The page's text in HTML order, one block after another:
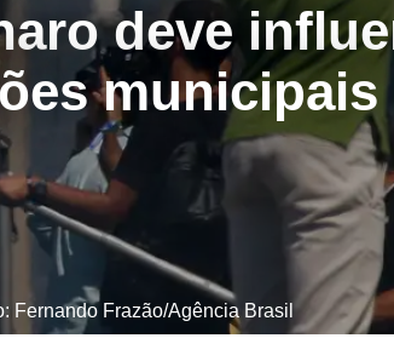
deve
municipais
Fernando Frazão/Agência Brasil